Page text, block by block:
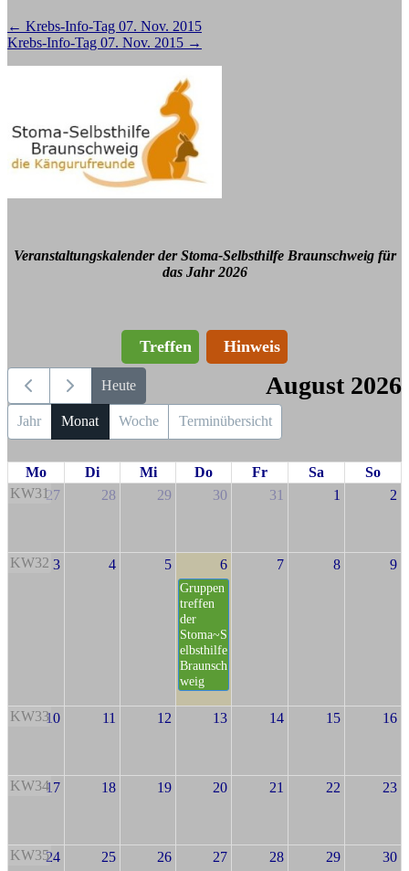
Beitragsnavigation
← Krebs-Info-Tag 07. Nov. 2015
Krebs-Info-Tag 07. Nov. 2015 →
Veranstaltungskalender der Stoma-Selbsthilfe Braunschweig für
das Jahr 2026
Treffen Hinweis
Heute August 2026
Jahr Monat Woche Terminübersicht
Mo Di Mi Do Fr Sa
So
KW3127 28 29 30 31 1 2
KW32 3 4 5 6
Gruppen
treffen
der
Stoma~S
elbsthilfe
Braunsch
weig
7 8 9
KW3310 11 12 13 14 15 16
KW3417 18 19 20 21 22 23
KW3524 25 26 27 28 29 30